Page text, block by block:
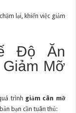
lại, khiến việc giảm
Độ Ăn
Mỡ
trình giảm cân mỡ
bạn cần tuân thủ: